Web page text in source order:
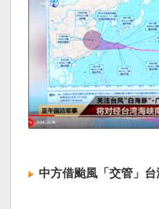
中方借颱風「交管」